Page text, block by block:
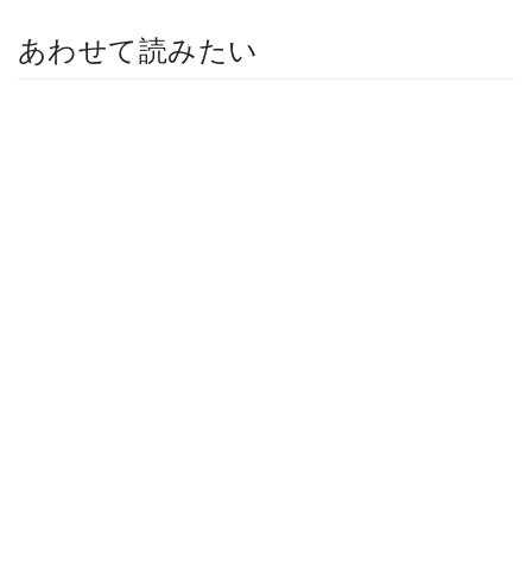
あわせて読みたい